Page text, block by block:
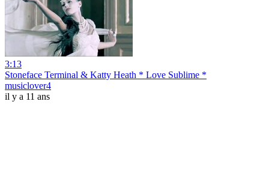
3:13
Stoneface Terminal & Katty Heath * Love Sublime *
musiclover4
il y a 11 ans